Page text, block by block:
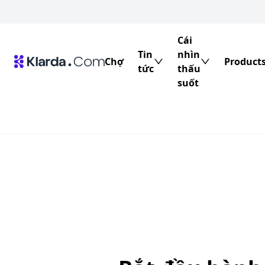
Chợ
Tin
tức
Cái
nhìn
thấu
suốt